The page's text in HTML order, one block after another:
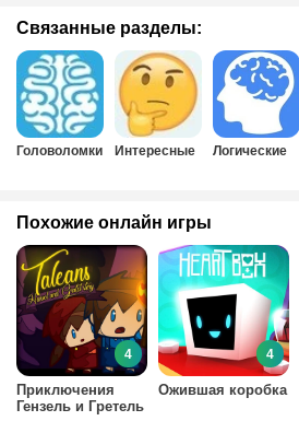
Связанные разделы:
Головоломки Интересные Логические
Похожие онлайн игры
Приключения
Гензель и Гретель
4
Ожившая коробка
4